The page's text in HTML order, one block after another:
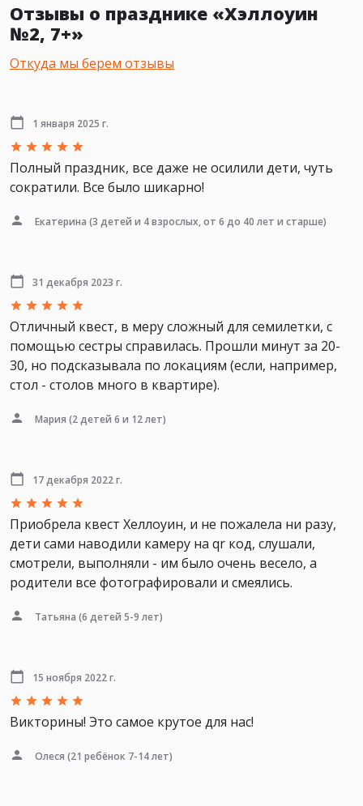
Отзывы о празднике «Хэллоуин
№2, 7+»
Откуда мы берем отзывы
1 января 2025 г.
Полный праздник, все даже не осилили дети, чуть
сократили. Все было шикарно!
Екатерина (3 детей и 4 взрослых, от 6 до 40 лет и старше)
31 декабря 2023 г.
Отличный квест, в меру сложный для семилетки, с
помощью сестры справилась. Прошли минут за 20-
30, но подсказывала по локациям (если, например,
стол - столов много в квартире).
Мария (2 детей 6 и 12 лет)
17 декабря 2022 г.
Приобрела квест Хеллоуин, и не пожалела ни разу,
дети сами наводили камеру на qr код, слушали,
смотрели, выполняли - им было очень весело, а
родители все фотографировали и смеялись.
Татьяна (6 детей 5-9 лет)
15 ноября 2022 г.
Викторины! Это самое крутое для нас!
Олеся (21 ребёнок 7-14 лет)